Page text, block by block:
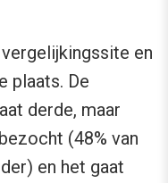
en
plaats. De
derde, maar
(48% van
en het gaat